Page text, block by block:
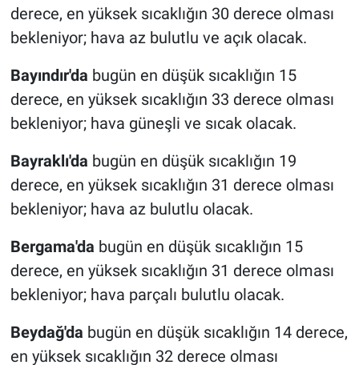
derece, en yüksek sıcaklığın 30 derece olması
bekleniyor; hava az bulutlu ve açık olacak.
Bayındır'da bugün en düşük sıcaklığın 15
derece, en yüksek sıcaklığın 33 derece olması
bekleniyor; hava güneşli ve sıcak olacak.
Bayraklı'da bugün en düşük sıcaklığın 19
derece, en yüksek sıcaklığın 31 derece olması
bekleniyor; hava az bulutlu olacak.
Bergama'da bugün en düşük sıcaklığın 15
derece, en yüksek sıcaklığın 31 derece olması
bekleniyor; hava parçalı bulutlu olacak.
Beydağ'da bugün en düşük sıcaklığın 14 derece,
en yüksek sıcaklığın 32 derece olması